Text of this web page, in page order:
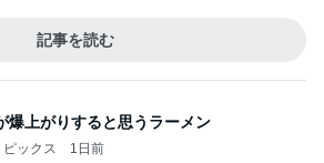
記事を読む
爆上がりすると思うラーメン
ックス 1日前